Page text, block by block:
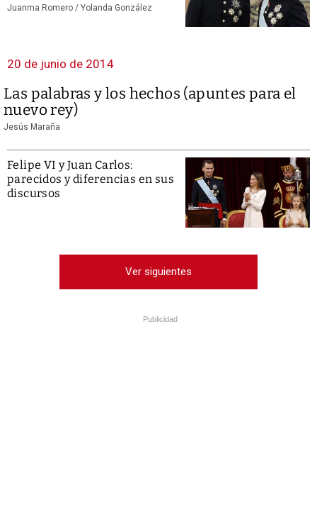
Juanma Romero / Yolanda González
20 de junio de 2014
Las palabras y los hechos (apuntes para el
nuevo rey)
Jesús Maraña
Felipe VI y Juan Carlos:
parecidos y diferencias en sus
discursos
Ver siguientes
Publicidad